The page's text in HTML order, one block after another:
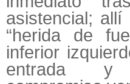
asistencial;
“herida de
inferior
entrada